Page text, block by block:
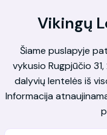
Vikingų
Šiame puslapyje
vykusio Rugpjūčio
dalyvių lentelės iš
Informacija